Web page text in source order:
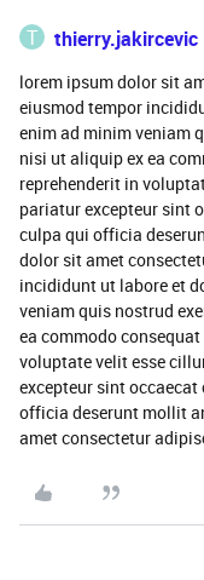
T thierry.jakircevic
lorem ipsum dolor sit
eiusmod tempor
enim ad minim veniam
nisi ut aliquip ex ea
reprehenderit in
pariatur excepteur sint
culpa qui officia
dolor sit amet
incididunt ut labore et
veniam quis nostrud
ea commodo
voluptate velit esse
excepteur sint
officia deserunt mollit
amet consectetur